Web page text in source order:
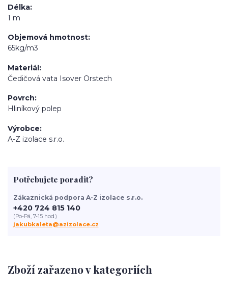
Délka
1 m
Objemová hmotnost
65kg/m3
Materiál
Čedičová vata Isover Orstech
Povrch
Hliníkový polep
Výrobce
A-Z izolace s.r.o.
Zboží zařazeno v kategoriích
Potřebujete poradit?
Zákaznická podpora A-Z izolace s.r.o.
+420 724 815 140
(Po-Pá, 7-15 hod.)
jakubkaleta@azizolace.cz